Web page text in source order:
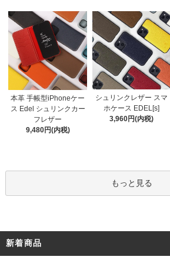
本革 手帳型iPhoneケー
ス Edel シュリンクカー
フレザー
9,480円(内税)
シュリンクレザー スマ
ホケース EDEL[s]
3,960円(内税)
もっと見る
新着商品